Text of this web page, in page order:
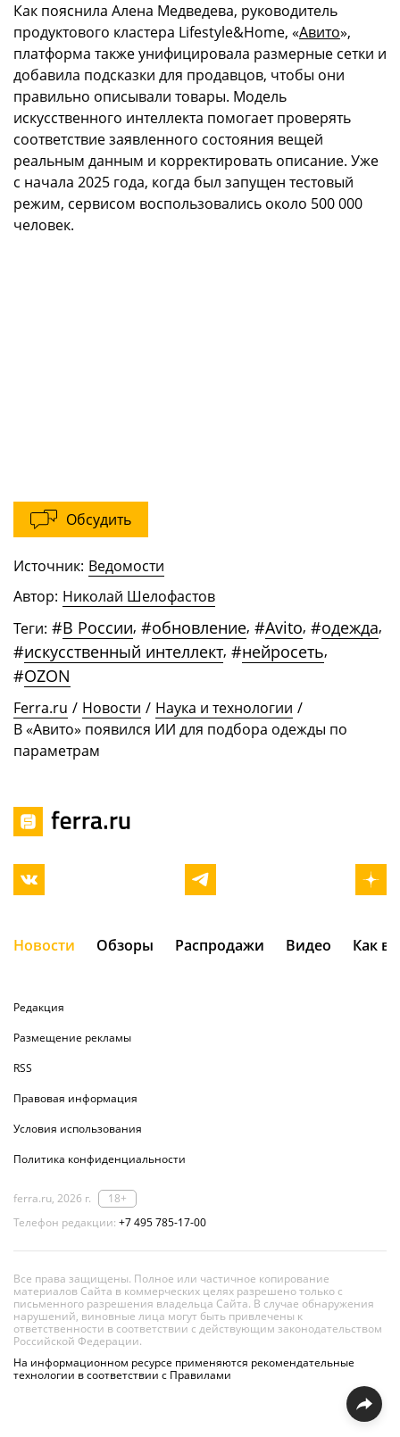
Как пояснила Алена Медведева, руководитель
продуктового кластера Lifestyle&Home, «Авито»,
платформа также унифицировала размерные сетки и
добавила подсказки для продавцов, чтобы они
правильно описывали товары. Модель
искусственного интеллекта помогает проверять
соответствие заявленного состояния вещей
реальным данным и корректировать описание. Уже
с начала 2025 года, когда был запущен тестовый
режим, сервисом воспользовались около 500 000
человек.
Обсудить
Источник: Ведомости
Автор: Николай Шелофастов
Теги: #В России, #обновление, #Avito, #одежда,
#искусственный интеллект, #нейросеть,
#OZON
Ferra.ru / Новости / Наука и технологии /
В «Авито» появился ИИ для подбора одежды по
параметрам
Новости Обзоры Распродажи Видео Как
Редакция
Размещение рекламы
RSS
Правовая информация
Условия использования
Политика конфиденциальности
ferra.ru, 2026 г.
18+
Телефон редакции: +7 495 785-17-00
Все права защищены. Полное или частичное копирование
материалов Сайта в коммерческих целях разрешено только с
письменного разрешения владельца Сайта. В случае обнаружения
нарушений, виновные лица могут быть привлечены к
ответственности в соответствии с действующим законодательством
Российской Федерации.
На информационном ресурсе применяются рекомендательные
технологии в соответствии с Правилами